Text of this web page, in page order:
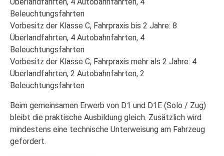
Beleuchtungsfahrten
Vorbesitz der Klasse C, Fahrpraxis bis 2 Jahre: 8
Überlandfahrten, 4 Autobahnfahrten, 4
Beleuchtungsfahrten
Vorbesitz der Klasse C, Fahrpraxis mehr als 2 Jahre: 4
Überlandfahrten, 2 Autobahnfahrten, 2
Beleuchtungsfahrten
Beim gemeinsamen Erwerb von D1 und D1E (Solo / Zug)
bleibt die praktische Ausbildung gleich. Zusätzlich wird
mindestens eine technische Unterweisung am Fahrzeug
gefordert.